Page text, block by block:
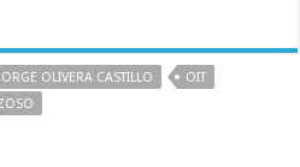
JORGE OLIVERA CASTILLO
OIT